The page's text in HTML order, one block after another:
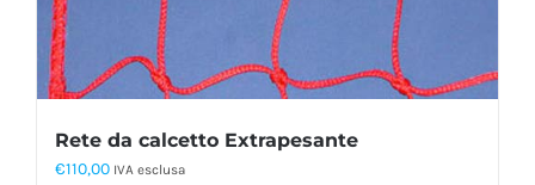
Rete da calcetto Extrapesante
€110,00 IVA esclusa